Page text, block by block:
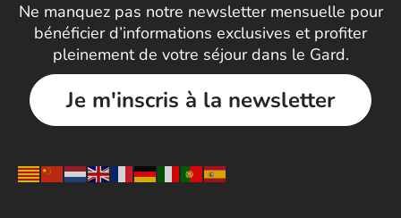
Ne manquez pas notre newsletter mensuelle pour
bénéficier d’informations exclusives et profiter
pleinement de votre séjour dans le Gard.
Je m'inscris à la newsletter